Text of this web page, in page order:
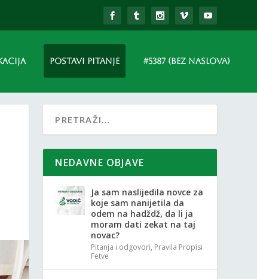
POSTAVI PITANJE #5387 (BEZ NASLOVA)
NEDAVNE OBJAVE
Ja sam naslijedila novce za
koje sam nanijetila da
odem na hadždž, da li ja
moram dati zekat na taj
novac?
Pitanja i odgovori, Pravila Propisi
Fetve